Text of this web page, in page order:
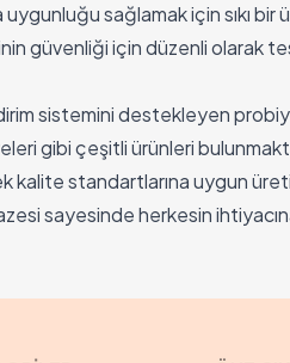
sağlamak için sıkı
güvenliği için düzenli olarak
sistemini destekleyen
gibi çeşitli ürünleri
kalite standartlarına uygun
sayesinde herkesin